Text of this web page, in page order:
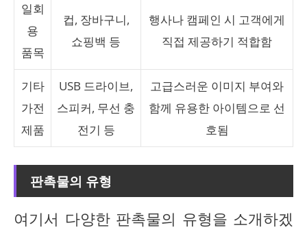
일회
용
품목
컵, 장바구니,
쇼핑백 등
행사나 캠페인 시 고객에게
직접 제공하기 적합함
기타
가전
제품
USB 드라이브,
스피커, 무선 충
전기 등
고급스러운 이미지 부여와
함께 유용한 아이템으로 선
호됨
판촉물의 유형
여기서 다양한 판촉물의 유형을 소개하겠